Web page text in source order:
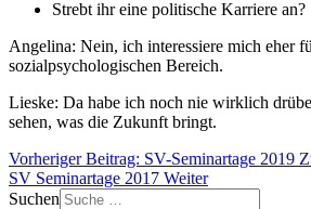
Strebt ihr eine politische Karriere an?
Angelina: Nein, ich interessiere mich eher
sozialpsychologischen Bereich.
Lieske: Da habe ich noch nie wirklich
sehen, was die Zukunft bringt.
Vorheriger Beitrag: SV-Seminartage 2019
SV Seminartage 2017 Weiter
Suchen